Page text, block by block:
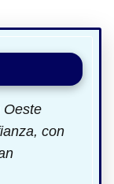
Oeste
con